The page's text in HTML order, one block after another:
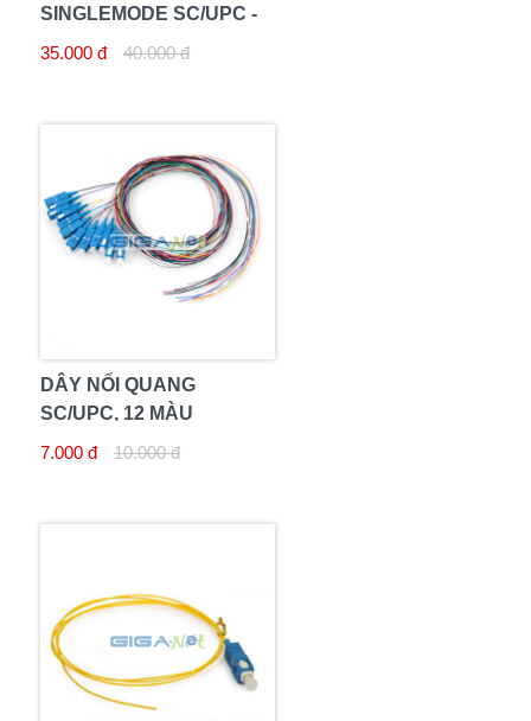
SINGLEMODE SC/UPC -
LC/UPC 3M
35.000 đ 40.000 đ
DÂY NỐI QUANG
SC/UPC, 12 MÀU
7.000 đ
10.000 đ